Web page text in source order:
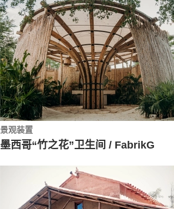
景观装置
墨西哥“竹之花”卫生间 / FabrikG